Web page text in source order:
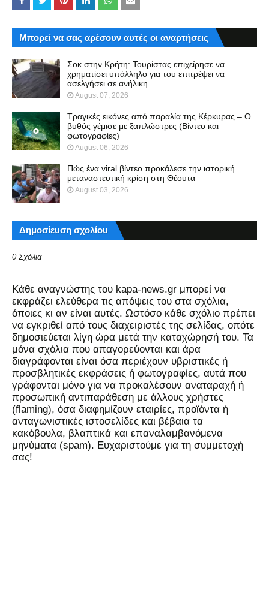
Μπορεί να σας αρέσουν αυτές οι αναρτήσεις
Σοκ στην Κρήτη: Τουρίστας επιχείρησε να
χρηματίσει υπάλληλο για του επιτρέψει να
ασελγήσει σε ανήλικη
August 07, 2026
Τραγικές εικόνες από παραλία της Κέρκυρας – Ο
βυθός γέμισε με ξαπλώστρες (Βίντεο και
φωτογραφίες)
August 06, 2026
Πώς ένα viral βίντεο προκάλεσε την ιστορική
μεταναστευτική κρίση στη Θέουτα
August 03, 2026
Δημοσίευση σχολίου
0 Σχόλια
Kάθε αναγνώστης του kapa-news.gr μπορεί να
εκφράζει ελεύθερα τις απόψεις του στα σχόλια,
όποιες κι αν είναι αυτές. Ωστόσο κάθε σχόλιο πρέπει
να εγκριθεί από τους διαχειριστές της σελίδας, οπότε
δημοσιεύεται λίγη ώρα μετά την καταχώρησή του. Τα
μόνα σχόλια που απαγορεύονται και άρα
διαγράφονται είναι όσα περιέχουν υβριστικές ή
προσβλητικές εκφράσεις ή φωτογραφίες, αυτά που
γράφονται μόνο για να προκαλέσουν αναταραχή ή
προσωπική αντιπαράθεση με άλλους χρήστες
(flaming), όσα διαφημίζουν εταιρίες, προϊόντα ή
ανταγωνιστικές ιστοσελίδες και βέβαια τα
κακόβουλα, βλαπτικά και επαναλαμβανόμενα
μηνύματα (spam). Ευχαριστούμε για τη συμμετοχή
σας!